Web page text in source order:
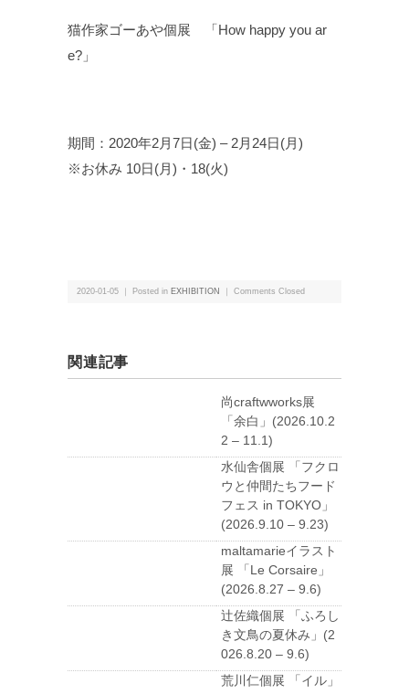
猫作家ゴーあや個展 「How happy you ar
e?」
期間：2020年2月7日(金) – 2月24日(月)
※お休み 10日(月)・18(火)
2020-01-05 ｜ Posted in EXHIBITION Comments Closed
関連記事
尚craftwworks展
「余白」(2026.10.2
2 – 11.1)
水仙舎個展 「フクロ
ウと仲間たちフード
フェス in TOKYO」
(2026.9.10 – 9.23)
maltamarieイラスト
展 「Le Corsaire」
(2026.8.27 – 9.6)
辻佐織個展 「ふろし
き文鳥の夏休み」(2
026.8.20 – 9.6)
荒川仁個展 「イル」